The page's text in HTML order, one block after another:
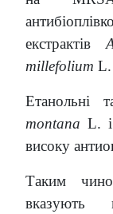
екстрактів
millefolium L.
Етанольні
montana L. і
високу
Таким
вказують